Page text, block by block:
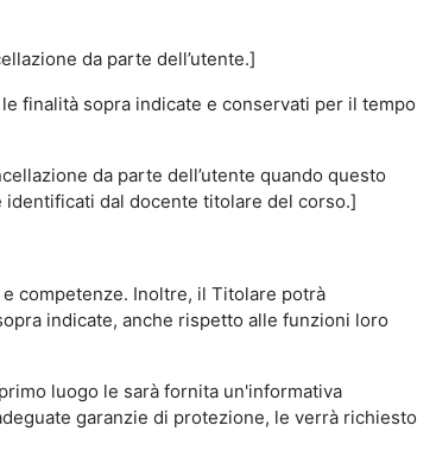
da parte dell’utente.]
finalità sopra indicate e conservati per il tempo
da parte dell’utente quando questo
dal docente titolare del corso.]
competenze. Inoltre, il Titolare potrà
indicate, anche rispetto alle funzioni loro
luogo le sarà fornita un'informativa
garanzie di protezione, le verrà richiesto